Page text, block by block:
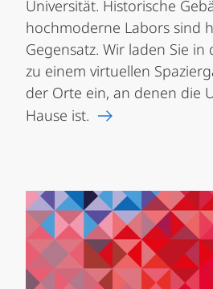
Universität. Historische
hochmoderne Labors sind
Gegensatz. Wir laden Sie
zu einem virtuellen
der Orte ein, an denen die
Hause ist.